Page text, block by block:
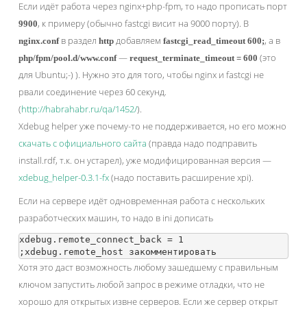
Если идёт работа через nginx+php-fpm, то надо прописать порт
9900, к примеру (обычно fastcgi висит на 9000 порту). В
nginx.confв раздел http добавляем fastcgi_read_timeout 600;, а в
php/fpm/pool.d/www.conf— request_terminate_timeout = 600 (это
для Ubuntu;-) ). Нужно это для того, чтобы nginx и fastcgi не
рвали соединение через 60 секунд.
(http://habrahabr.ru/qa/1452/).
Xdebug helper уже почему-то не поддерживается, но его можно
скачать с официального сайта (правда надо подправить
install.rdf, т.к. он устарел), уже модифицированная версия —
xdebug_helper-0.3.1-fx(надо поставить расширение xpi).
Если на сервере идёт одновременная работа с нескольких
разработческих машин, то надо в ini дописать
xdebug.remote_connect_back = 1
Хотя это даст возможность любому зашедшему с правильным
ключом запустить любой запрос в режиме отладки, что не
хорошо для открытых извне серверов. Если же сервер открыт